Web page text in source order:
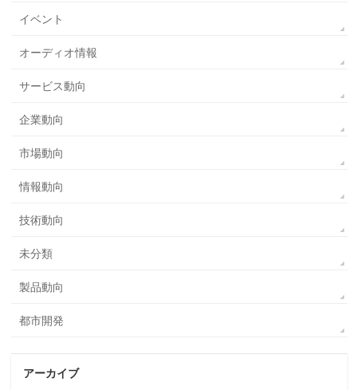
イベント
オーディオ情報
サービス動向
企業動向
市場動向
情報動向
技術動向
未分類
製品動向
都市開発
アーカイブ